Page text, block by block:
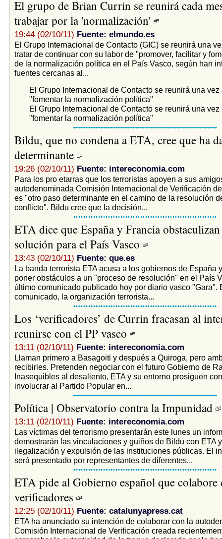
El grupo de Brian Currin se reunirá cada
trabajar por la 'normalización'
19:44 (02/10/11) Fuente: elmundo.es
El Grupo Internacional de Contacto (GIC) se reunirá una
tratar de continuar con su labor de "promover, facilitar y
de la normalización política en el País Vasco, según han
fuentes cercanas al...
El Grupo Internacional de Contacto se reunirá una vez
"fomentar la normalización política"
El Grupo Internacional de Contacto se reunirá una vez
"fomentar la normalización política"
Bildu, que no condena a ETA, cree que ha
determinante
19:26 (02/10/11) Fuente: intereconomia.com
Para los pro etarras que los terroristas apoyen a sus
autodenominada Comisión Internacional de Verificación
es "otro paso determinante en el camino de la resolución
conflicto". Bildu cree que la decisión...
ETA dice que España y Francia
solución para el País Vasco
13:43 (02/10/11) Fuente: que.es
La banda terrorista ETA acusa a los gobiernos de España
poner obstáculos a un "proceso de resolución" en el País
último comunicado publicado hoy por diario vasco "Gara".
comunicado, la organización terrorista...
Los ‘verificadores’ de Currin fracasan al
reunirse con el PP vasco
13:11 (02/10/11) Fuente: intereconomia.com
Llaman primero a Basagoiti y después a Quiroga, pero
recibirles. Pretenden negociar con el futuro Gobierno de
Inasequibles al desaliento, ETA y su entorno prosiguen
involucrar al Partido Popular en...
Política | Observatorio contra la Impunidad
13:11 (02/10/11) Fuente: intereconomia.com
Las víctimas del terrorismo presentarán este lunes un
demostrarán las vinculaciones y guiños de Bildu con ETA
ilegalización y expulsión de las instituciones públicas. El
será presentado por representantes de diferentes...
ETA pide al Gobierno español que colabore
verificadores
12:25 (02/10/11) Fuente: catalunyapress.cat
ETA ha anunciado su intención de colaborar con la
Comisión Internacional de Verificación creada